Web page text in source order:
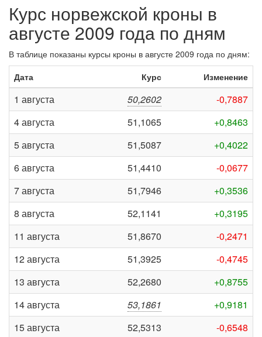
Курс норвежской кроны в
августе 2009 года по дням
В таблице показаны курсы кроны в августе 2009 года по дням:
Дата
Курс Изменение
1 августа 50,2602
-0,7887
4 августа
51,1065
+0,8463
5 августа
51,5087
+0,4022
6 августа
51,4410
-0,0677
7 августа
51,7946
+0,3536
8 августа
52,1141
+0,3195
11 августа
51,8670
-0,2471
12 августа
51,3925
-0,4745
13 августа
52,2680
+0,8755
14 августа
53,1861
+0,9181
15 августа
52,5313
-0,6548